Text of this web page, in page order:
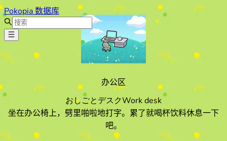
Pokopia 数据库
办公区
おしごとデスクWork desk
坐在办公椅上，劈里啪啦地打字。累了就喝杯饮料休息一下
吧。